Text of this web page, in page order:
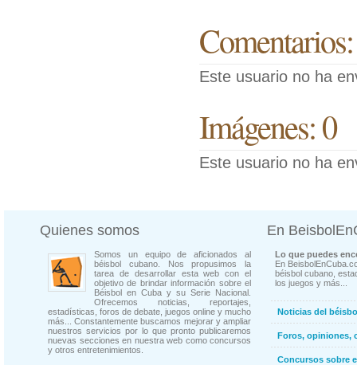
Este usuario no ha
Imágenes: 0
Este usuario no ha
Quienes somos
Somos un equipo de aficionados al
béisbol cubano. Nos propusimos la
tarea de desarrollar esta web con el
objetivo de brindar información sobre el
Béisbol en Cuba y su Serie Nacional.
Ofrecemos noticias, reportajes,
estadísticas, foros de debate, juegos online y mucho
más... Constantemente buscamos mejorar y ampliar
nuestros servicios por lo que pronto publicaremos
nuevas secciones en nuestra web como concursos
y otros entretenimientos.
En
Lo que puedes
En
béisbol cubano,
los juegos y más...
Noticias del
Foros, opiniones,
Concursos sobre